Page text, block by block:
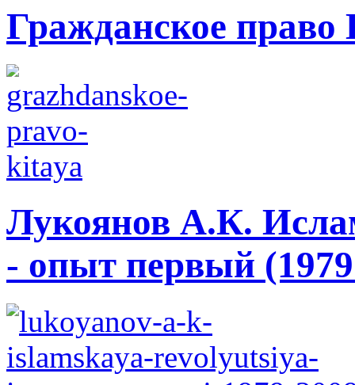
Гражданское право
Лукоянов А.К.
- опыт первый